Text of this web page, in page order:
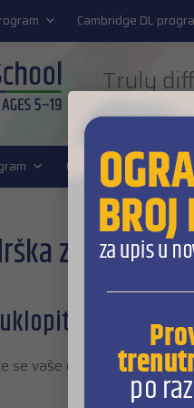
Truly
Cambridge DL program
za nove
Evo
se vaše dete snaći u novoj
Cambridge DL